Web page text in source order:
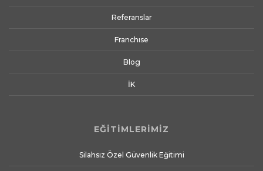
Referanslar
Franchıse
Blog
İK
EĞİTİMLERİMİZ
Silahsız Özel Güvenlik Eğitimi